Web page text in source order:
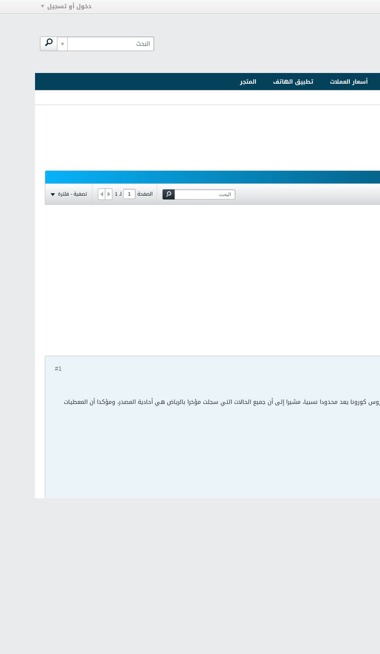
دخول أو تسجيل
أسعار العملات تطبيق الهاتف
المتجر
الصفحة لـ1 تصفية - فلترة
#1
كورونا يعد محدودا نسبيا، مشيرا إلى أن جميع الحالات التي سجلت مؤخرا بالرياض هي أحادية المصدر، ومؤكدا أن المعطيات